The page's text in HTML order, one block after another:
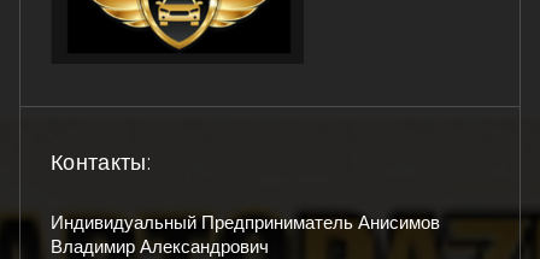
Контакты:
Индивидуальный Предприниматель Анисимов
Владимир Александрович